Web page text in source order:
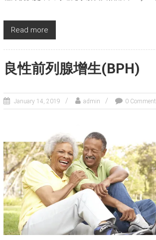
Read more
良性前列腺增生(BPH)
January 14, 2019 admin 0 Comment